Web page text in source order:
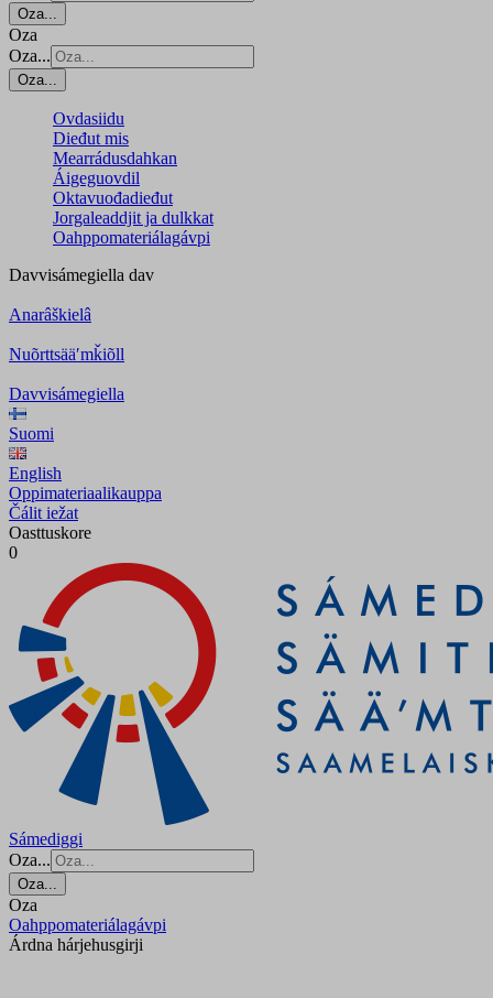
Oza...
Oza
Oza...
Oza...
Ovdasiidu
Dieđut mis
Mearrádusdahkan
Áigeguovdil
Oktavuođadieđut
Jorgaleaddjit ja dulkkat
Oahppomateriálagávpi
Davvisámegiella dav
Anarâškielâ
Nuõrttsääʹmǩiõll
Davvisámegiella
Suomi
English
Oppimateriaalikauppa
Čálit iežat
Oasttuskore
0
Sámediggi
Oza...
Oza...
Oza
Oahppomateriálagávpi
Árdna hárjehusgirji